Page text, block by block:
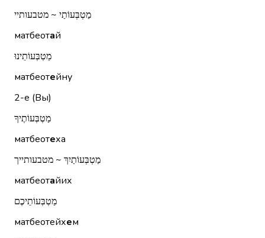
מַטְבְּעוֹתַי ~ מטבעותיי
матбеотай
מַטְבְּעוֹתֵינוּ
матбеотейну
2-е (Вы)
מַטְבְּעוֹתֶיךָ
матбеотеха
מַטְבְּעוֹתַיִךְ ~ מטבעותייך
матбеотайих
מַטְבְּעוֹתֵיכֶם
матбеотейхем